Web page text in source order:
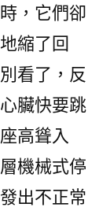
，它們卻
縮了回
看了，反
臟快要跳
高聳入
機械式停
出不正常